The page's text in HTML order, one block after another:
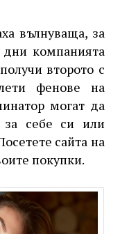
вълнуваща, за
компанията
второто с
фенове на
могат да
за себе си или
сайта на
покупки.